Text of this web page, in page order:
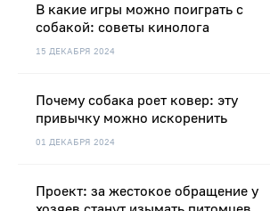
15 ДЕКАБРЯ 2024
В какие игры можно поиграть с
собакой: советы кинолога
01 ДЕКАБРЯ 2024
Почему собака роет ковер: эту
привычку можно искоренить
Проект: за жестокое обращение у